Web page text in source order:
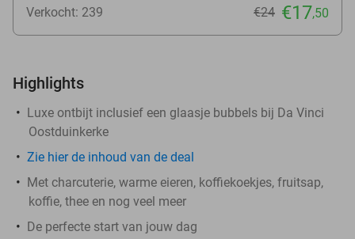
Verkocht: 239
€24 €17,50
Highlights
Luxe ontbijt inclusief een glaasje bubbels bij Da Vinci
Oostduinkerke
Zie hierde inhoud van de deal
Met charcuterie, warme eieren, koffiekoekjes, fruitsap,
koffie, thee en nog veel meer
De perfecte start van jouw dag